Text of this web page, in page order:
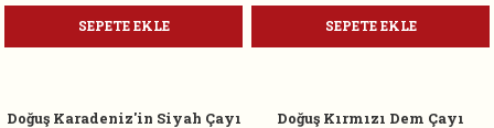
SEPETE EKLE SEPETE EKLE
Doğuş Karadeniz'in Siyah Çayı
Doğuş Kırmızı Dem Çayı